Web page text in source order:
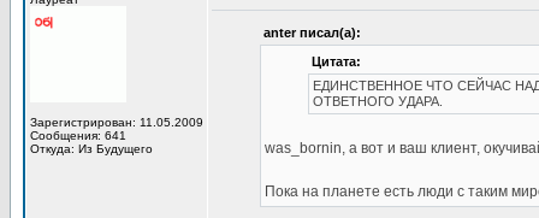
Зарегистрирован: 11.05.2009
Сообщения: 641
Откуда: Из Будущего
anter писал(а):
Цитата:
ЕДИНСТВЕННОЕ ЧТО СЕЙЧАС
ОТВЕТНОГО УДАРА.
was_bornin, а вот и ваш клиент,
Пока на планете есть люди с таким